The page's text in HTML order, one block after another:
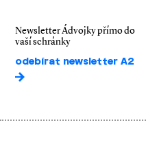
Newsletter Ádvojky přímo do
vaší schránky
odebírat newsletter A2